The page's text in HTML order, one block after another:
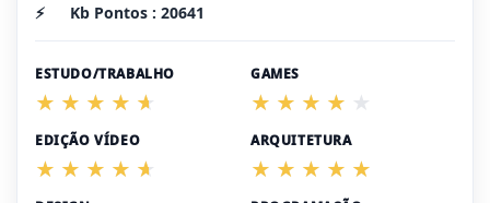
⚡
Kb Pontos : 20641
ESTUDO/TRABALHO GAMES
EDIÇÃO VÍDEO ARQUITETURA